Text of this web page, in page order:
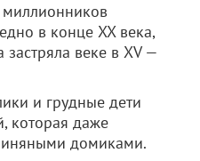
миллионников
в конце XX века,
веке в XV —
и грудные дети
которая даже
домиками.